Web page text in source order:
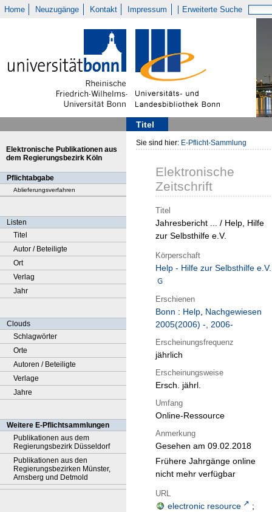
Home Neuzugänge Kontakt Impressum Erweiterte Suche
Titel
Elektronische Publikationen aus
dem Regierungsbezirk Köln
Pflichtabgabe
Ablieferungsverfahren
Listen
Titel
Autor / Beteiligte
Ort
Verlag
Jahr
Clouds
Schlagwörter
Orte
Autoren / Beteiligte
Verlage
Jahre
Weitere E-Pflichtsammlungen
Publikationen aus dem
Regierungsbezirk Düsseldorf
Publikationen aus den
Regierungsbezirken Münster,
Arnsberg und Detmold
Sie sind hier: E-Pflicht-Sammlung
Elektronische
Zeitschrift
Titel
Jahresbericht ... / Help, Hilfe
zur Selbsthilfe e.V.
Körperschaft
Help - Hilfe zur Selbsthilfe e.V.
Erschienen
Bonn : Help, Nachgewiesen
2005(2006) -, 2006-
Erscheinungsfrequenz
jährlich
Erscheinungsweise
Ersch. jährl.
Umfang
Online-Ressource
Anmerkung
Gesehen am 09.02.2018
Frühere Jahrgänge online
nicht mehr verfügbar
URL
electronic resource
;